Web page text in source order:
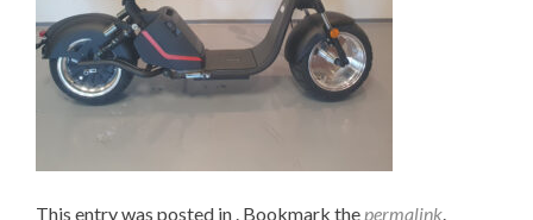
This entry was posted in . Bookmark thepermalink.